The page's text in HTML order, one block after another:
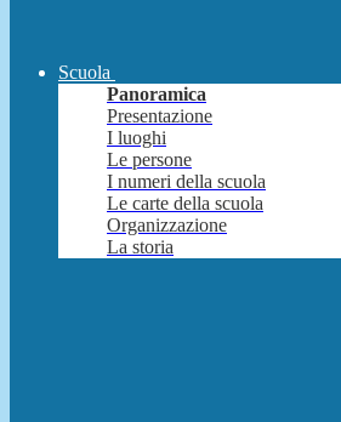
Scuola
Panoramica
Presentazione
I luoghi
Le persone
I numeri della scuola
Le carte della scuola
Organizzazione
La storia